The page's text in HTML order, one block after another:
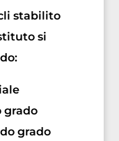
stabilito
si
grado
grado